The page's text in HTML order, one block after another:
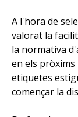
A l'hora de
valorat la
la normativa
en els
etiquetes
començar la